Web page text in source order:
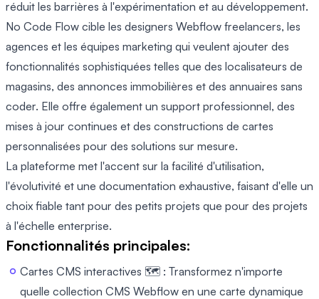
réduit les barrières à l'expérimentation et au développement.
No Code Flow cible les designers Webflow freelancers, les
agences et les équipes marketing qui veulent ajouter des
fonctionnalités sophistiquées telles que des localisateurs de
magasins, des annonces immobilières et des annuaires sans
coder. Elle offre également un support professionnel, des
mises à jour continues et des constructions de cartes
personnalisées pour des solutions sur mesure.
La plateforme met l'accent sur la facilité d'utilisation,
l'évolutivité et une documentation exhaustive, faisant d'elle un
choix fiable tant pour des petits projets que pour des projets
à l'échelle enterprise.
Fonctionnalités principales:
Cartes CMS interactives 🗺️ : Transformez n'importe
quelle collection CMS Webflow en une carte dynamique